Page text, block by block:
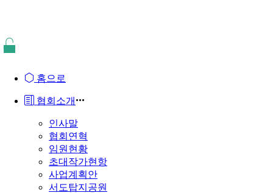
홈으로
협회소개
인사말
협회연혁
임원현황
초대작가현항
사업계획안
서도탑지공원